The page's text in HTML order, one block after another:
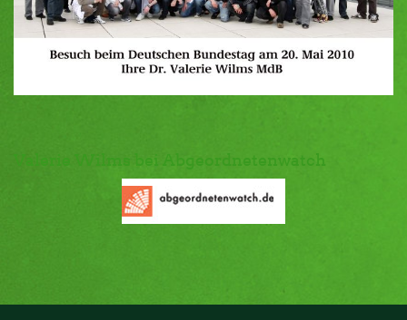
Valerie Wilms bei Abgeordnetenwatch